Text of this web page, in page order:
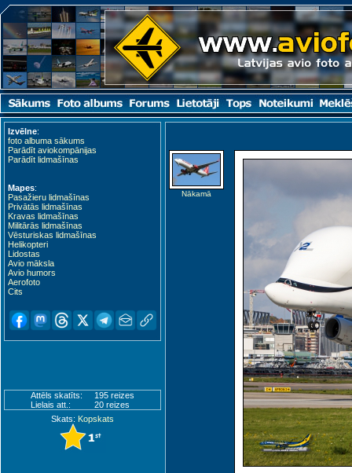
Izvēlne:
foto albuma sākums
Parādīt aviokompānijas
Parādīt lidmašīnas
Mapes:
Pasažieru lidmašīnas
Privātās lidmašīnas
Kravas lidmašīnas
Militārās lidmašīnas
Vēsturiskas lidmašīnas
Helikopteri
Lidostas
Avio māksla
Avio humors
Aerofoto
Cits
Attēls skatīts:
195 reizes
Lielais att.:
20 reizes
Skats: Kopskats
Nākamā